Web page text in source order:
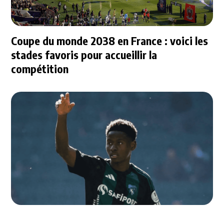
Coupe du monde 2038 en France : voici les
stades favoris pour accueillir la
compétition